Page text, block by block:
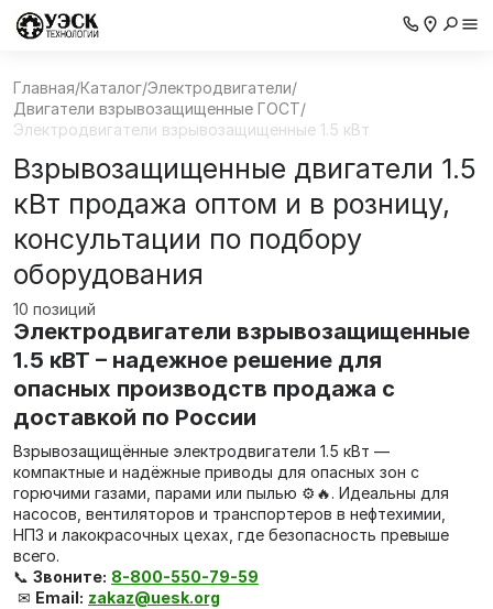
Главная/Каталог/Электродвигатели/
Двигатели взрывозащищенные ГОСТ/
Электродвигатели взрывозащищенные 1.5 кВт
Взрывозащищенные двигатели 1.5
кВт продажа оптом и в розницу,
консультации по подбору
оборудования
10 позиций
Электродвигатели взрывозащищенные
1.5 кВТ – надежное решение для
опасных производств продажа с
доставкой по России
Взрывозащищённые электродвигатели 1.5 кВт —
компактные и надёжные приводы для опасных зон с
горючими газами, парами или пылью ⚙️🔥. Идеальны для
насосов, вентиляторов и транспортеров в нефтехимии,
НПЗ и лакокрасочных цехах, где безопасность превыше
всего.
📞 Звоните: 8-800-550-79-59
✉ Email: zakaz@uesk.org